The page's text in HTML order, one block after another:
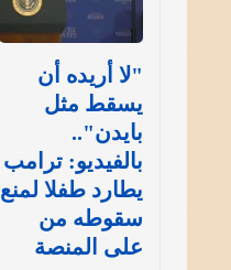
"لا أريده أن
يسقط مثل
بايدن"..
بالفيديو: ترامب
يطارد طفلا لمنع
سقوطه من
على المنصة